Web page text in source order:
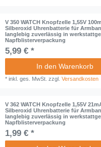
V 350 WATCH Knopfzelle 1,55V
Silberoxid Uhrenbatterie für
langlebig zuverlässig in
Napfblisterverpackung
5,99 € *
In den Warenkorb
*inkl. ges. MwSt. zzgl.Versandkosten
V 362 WATCH Knopfzelle 1,55V
Silberoxid Uhrenbatterie für
langlebig zuverlässig in
Napfblisterverpackung
1,99 € *